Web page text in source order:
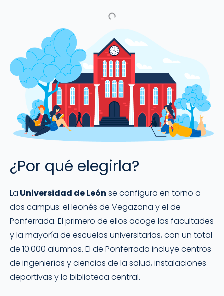
¿Por qué elegirla?
La Universidad de León se configura en torno a
dos campus: el leonés de Vegazana y el de
Ponferrada. El primero de ellos acoge las facultades
y la mayoría de escuelas universitarias, con un total
de 10.000 alumnos. El de Ponferrada incluye centros
de ingenierías y ciencias de la salud, instalaciones
deportivas y la biblioteca central.